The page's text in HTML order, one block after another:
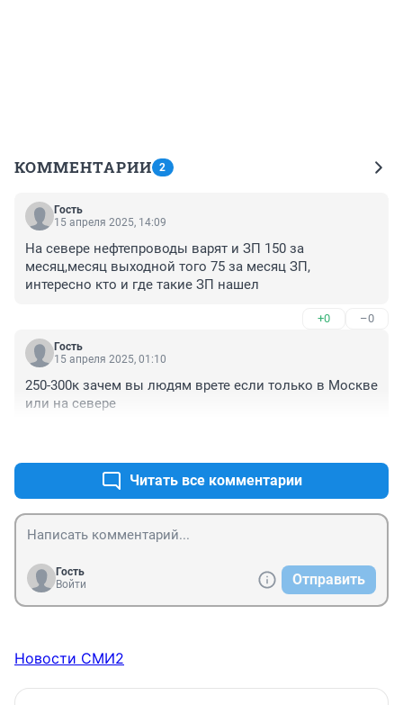
КОММЕНТАРИИ 2
Гость
15 апреля 2025, 14:09
На севере нефтепроводы варят и ЗП 150 за
месяц,месяц выходной того 75 за месяц ЗП,
интересно кто и где такие ЗП нашел
+0 –0
Гость
15 апреля 2025, 01:10
250-300к зачем вы людям врете если только в Москве
или на севере
Читать все комментарии
Гость
Войти
Отправить
Новости СМИ2